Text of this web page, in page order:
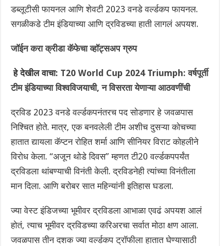
डब्लूटीसी फायनल आणि शेवटी 2023 वनडे वर्ल्डकप फायनल.
सगळीकडे टीम इंडियाच्या आणि द्रविडच्या हाती लागलं अपयश.
जॉईन करा क्रीडा कॅफेचा व्हॉट्सअप ग्रुप
हे देखील वाचा: T20 World Cup 2024 Triumph: वर्षपूर्ती
टीम इंडियाच्या विश्वविजयाची, न विसरता येणाऱ्या आठवणींची
द्रविड 2023 वनडे वर्ल्डकपनंतरच पद सोडणार हे जवळपास
निश्चित होते. मात्र, एक बनवलेली टीम अशीच दुसऱ्या कोचच्या
हातात द्यायला कॅप्टन रोहित शर्मा आणि सीनियर विराट कोहलीने
विरोध केला. “अजून थोडे दिवस” म्हणत टी20 वर्ल्डकपपर्यंत
द्रविडला थांबण्याची विनंती केली. द्रविडनेही त्यांच्या विनंतीला
मान दिला. आणि बरोबर सात महिन्यांनी इतिहास घडला.
ज्या वेस्ट इंडिजच्या भूमीवर द्रविडला आभाळा एवढं अपयश आलं
होतं, त्याच भूमीवर द्रविडच्या करिअरचा सर्वात मोठा क्षण आला.
जवळपास तीन दशक ज्या वर्ल्डकप ट्रॉफीला हातात घेण्यासाठी